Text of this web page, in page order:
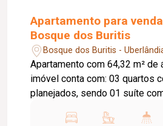
Apartamento para
Bosque dos Buritis
Bosque dos Buritis -
Apartamento com 64,32 m² de
imóvel conta com: 03 quartos
planejados, sendo 01 suíte
espelho e sacada; Banheiro